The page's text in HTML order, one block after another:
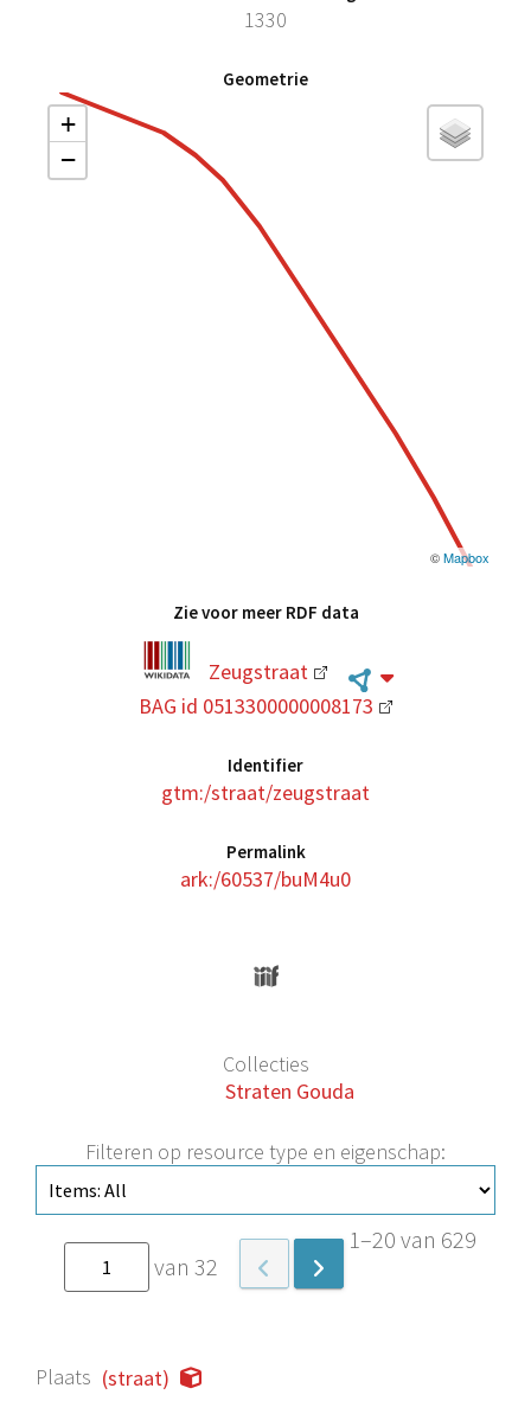
1330
Geometrie
+
−
©Mapbox
Zie voor meer RDF data
Zeugstraat
BAG id 0513300000008173
Identifier
gtm:/straat/zeugstraat
Permalink
ark:/60537/buM4u0
Collecties
Straten Gouda
Filteren op resource type en eigenschap:
van 32
1–20 van 629
Plaats (straat)